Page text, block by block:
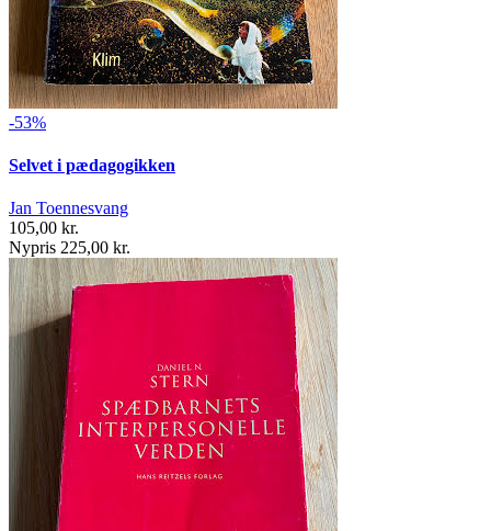
-53%
Selvet i pædagogikken
Jan Toennesvang
105,00 kr.
Nypris 225,00 kr.